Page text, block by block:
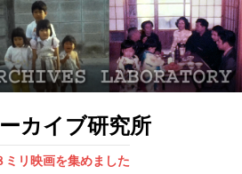
カイブ研究所
ミリ映画を集めました